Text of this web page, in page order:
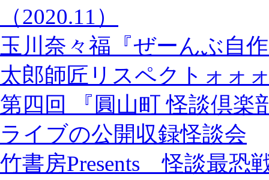
（2020.11）
玉川奈々福『ぜーんぶ自
太郎師匠リスペクトォォ
第四回 『圓山町 怪談倶
ライブの公開収録怪談会
竹書房Presents 怪談最恐